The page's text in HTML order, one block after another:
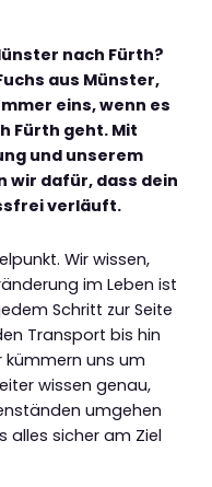
nach Fürth?
aus Münster,
eins, wenn es
Fürth geht. Mit
und unserem
wir dafür, dass dein
verläuft.
Wir wissen,
im Leben ist
Schritt zur Seite
Transport bis hin
kümmern uns um
wissen genau,
umgehen
alles sicher am Ziel